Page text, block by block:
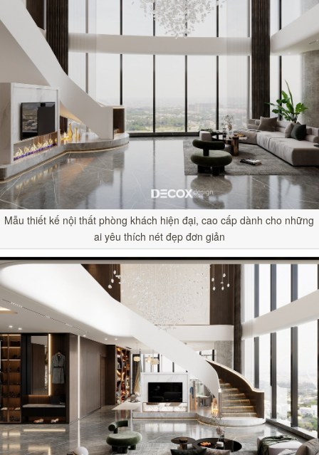
Mẫu thiết kế nội thất phòng khách hiện đại, cao cấp dành cho những
ai yêu thích nét đẹp đơn giản